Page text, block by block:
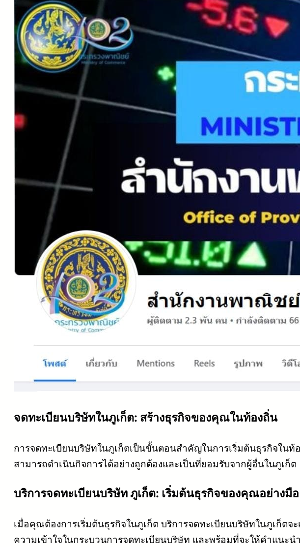
จดทะเบียนบริษัทในภูเก็ต: สร้างธุรกิจของคุณในท้องถิ่น
การจดทะเบียนบริษัทในภูเก็ตเป็นขั้นตอนสำคัญในการเริ่มต้นธุรกิจใน
สามารถดำเนินกิจการได้อย่างถูกต้องและเป็นที่ยอมรับจากผู้อื่นในภูเก็ต
บริการจดทะเบียนบริษัท ภูเก็ต: เริ่มต้นธุรกิจของคุณอย่างมื
เมื่อคุณต้องการเริ่มต้นธุรกิจในภูเก็ต บริการจดทะเบียนบริษัทในภูเก็
ความเข้าใจในกระบวนการจดทะเบียนบริษัท และพร้อมที่จะให้คำแนะ